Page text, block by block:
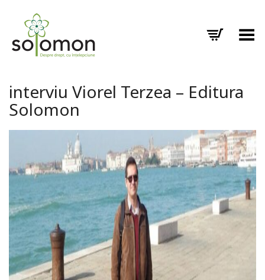
Toggle Menu
interviu Viorel Terzea – Editura
Solomon